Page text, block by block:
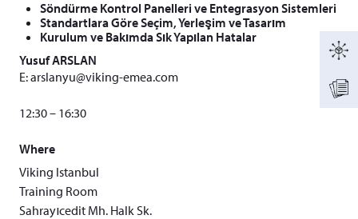
Söndürme Kontrol Panelleri ve Entegrasyon Sistemleri
Standartlara Göre Seçim, Yerleşim ve Tasarım
Kurulum ve Bakımda Sık Yapılan Hatalar
Yusuf ARSLAN
E:arslanyu@viking-emea.com
12:30 – 16:30
Where
Viking Istanbul
Training Room
Sahrayıcedit Mh. Halk Sk.